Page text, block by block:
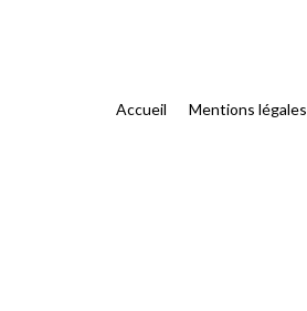
Accueil Mentions légales